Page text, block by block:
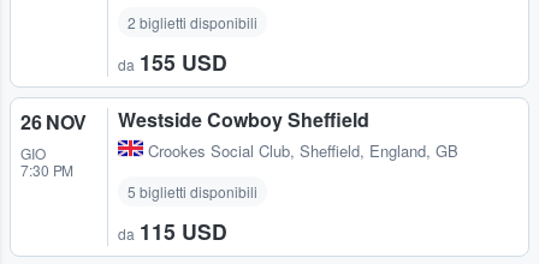
2 biglietti disponibili
da 155 USD
26 NOV
GIO
7:30 PM
Westside Cowboy Sheffield
Crookes Social Club, Sheffield, England, GB
5 biglietti disponibili
da 115 USD